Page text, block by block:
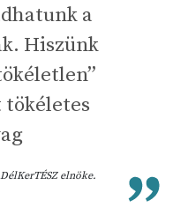
a
Hiszünk
tökéletes
elnöke.